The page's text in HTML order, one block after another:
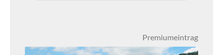
Premiumeintrag